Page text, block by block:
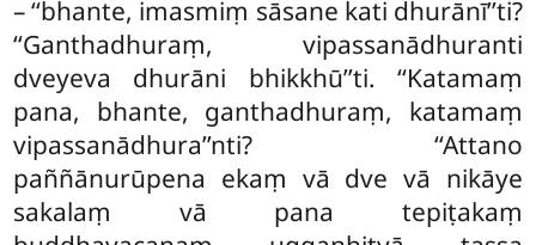
– ‘‘bhante, imasmiṃ sāsane kati dhurānī’’ti?
‘‘Ganthadhuraṃ, vipassanādhuranti
dveyeva dhurāni bhikkhū’’ti. ‘‘Katamaṃ
pana, bhante, ganthadhuraṃ, katamaṃ
vipassanādhura’’nti? ‘‘Attano
paññānurūpena ekaṃ vā dve vā nikāye
sakalaṃ vā pana tepiṭakaṃ